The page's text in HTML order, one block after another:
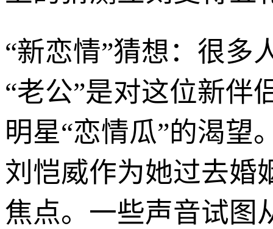
“新恋情”猜想：很多
“老公”是对这位新伴
明星“恋情瓜”的渴望
刘恺威作为她过去婚
焦点。一些声音试图